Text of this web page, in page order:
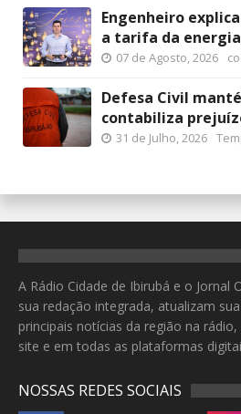
Engenheiro
a tarifa da energia
07 de Agosto, 2026
Defesa Civil
contabiliza
31 de Julho, 2026
A Rádio Cidade de Ibirubá e o Jornal
sua redação integrada, atualizam
principais notícias da região na
site e em todas as plataformas
NOSSAS REDES SOCIAIS